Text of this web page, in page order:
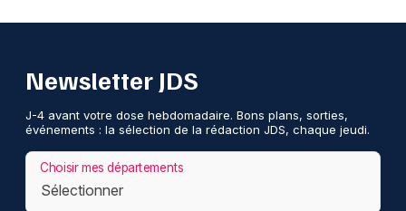
Newsletter JDS
J-4 avant votre dose hebdomadaire. Bons plans, sorties,
événements : la sélection de la rédaction JDS, chaque jeudi.
Choisir mes départements